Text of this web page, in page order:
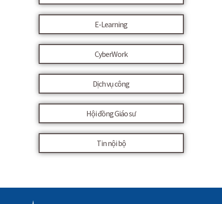
E-Learning
CyberWork
Dịch vụ công
Hội đồng Giáo sư
Tin nội bộ